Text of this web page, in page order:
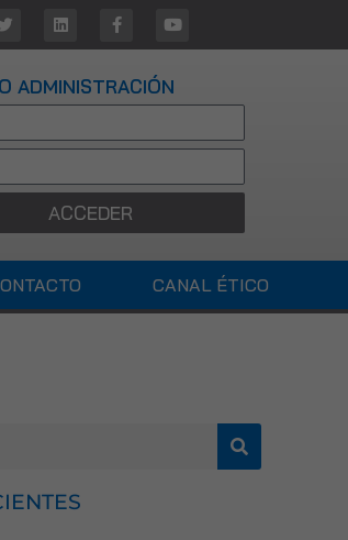
ADMINISTRACIÓN
ACCEDER
CANAL ÉTICO